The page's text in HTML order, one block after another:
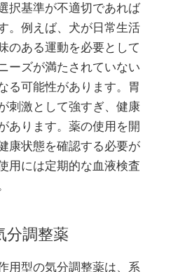
択基準が不適切であれば
。例えば、犬が日常生活
のある運動を必要として
ーズが満たされていない
る可能性があります。胃
刺激として強すぎ、健康
あります。薬の使用を開
康状態を確認する必要が
用には定期的な血液検査
分調整薬
用型の気分調整薬は、系